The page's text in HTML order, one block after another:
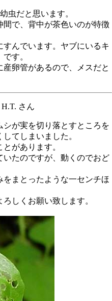
虫だと思います。
で、背中が茶色いのが特徴
んでいます。ヤブにいるキ
す。
卵管があるので、メスだと
H.T. さん
が実を切り落とすところを
てしまいました。
があります。
たのですが、動くのでおど
まとったような一センチほ
しくお願い致します。